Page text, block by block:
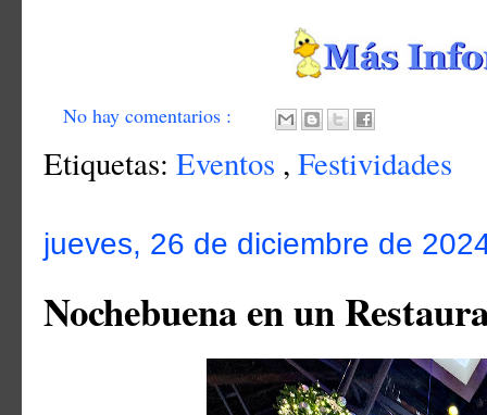
No hay comentarios :
Etiquetas: Eventos , Festividades
jueves, 26 de diciembre de
Nochebuena en un